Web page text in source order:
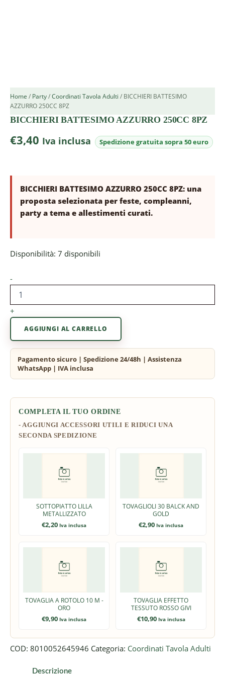
Home / Party/Coordinati Tavola Adulti / BICCHIERI BATTESIMO
AZZURRO 250CC 8PZ
BICCHIERI BATTESIMO AZZURRO 250CC 8PZ
€3,40 Iva inclusa
BICCHIERI BATTESIMO AZZURRO 250CC 8PZ: una
proposta selezionata per feste, compleanni,
party a tema e allestimenti curati.
Disponibilità: 7 disponibili
-
+
AGGIUNGI AL CARRELLO
COMPLETA IL TUO ORDINE
SOTTOPIATTO LILLA
METALLIZZATO
€2,20 Iva inclusa
TOVAGLIOLI 30 BALCK AND
GOLD
€2,90 Iva inclusa
TOVAGLIA A ROTOLO 10 M -
ORO
€9,90 Iva inclusa
TOVAGLIA EFFETTO
TESSUTO ROSSO GIVI
€10,90 Iva inclusa
COD: 8010052645946 Categoria: Coordinati Tavola Adulti
Descrizione